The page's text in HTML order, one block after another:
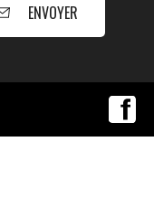
ENVOYER